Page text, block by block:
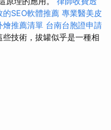
的SEO軟體推薦 專業醫美皮
燴推薦清單 台南台胞證申請
些技術，拔罐似乎是一種相